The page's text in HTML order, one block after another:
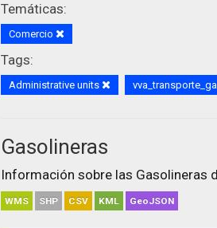
Temáticas:
Comercio
Tags:
Administrative units
Gasolineras
Información sobre las Gasolineras
WMS SHP CSV KML GeoJSON